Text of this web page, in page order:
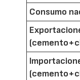
Consumo